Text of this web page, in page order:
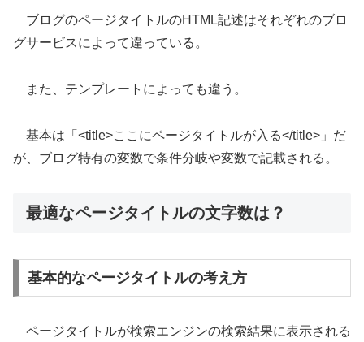
ブログのページタイトルのHTML記述はそれぞれのブロ
グサービスによって違っている。
また、テンプレートによっても違う。
基本は「<title>ここにページタイトルが入る</title>」だ
が、ブログ特有の変数で条件分岐や変数で記載される。
最適なページタイトルの文字数は？
基本的なページタイトルの考え方
ページタイトルが検索エンジンの検索結果に表示される